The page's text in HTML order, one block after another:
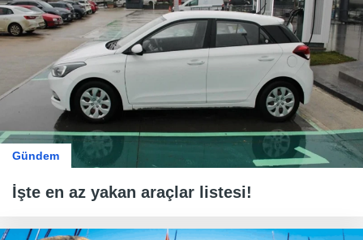
Gündem
İşte en az yakan araçlar listesi!